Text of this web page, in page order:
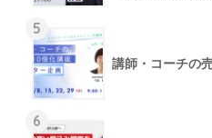
5
講師・コーチの
6